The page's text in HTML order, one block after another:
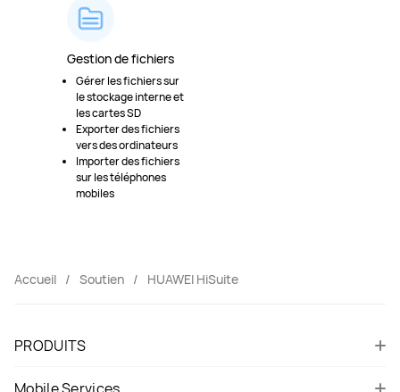
Gestion de fichiers
Gérer les fichiers sur
le stockage interne et
les cartes SD
Exporter des fichiers
vers des ordinateurs
Importer des fichiers
sur les téléphones
mobiles
Accueil Soutien HUAWEI HiSuite
PRODUITS